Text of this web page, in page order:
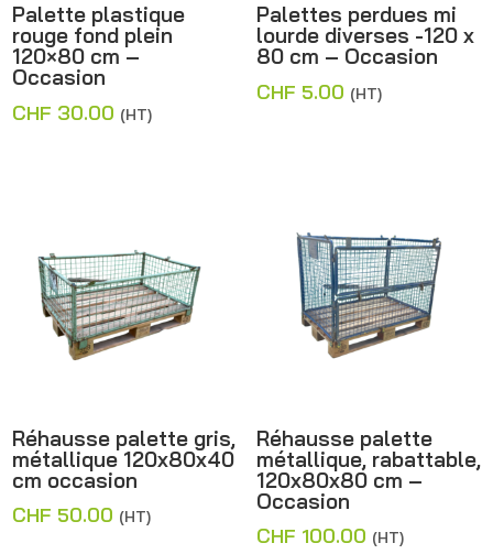
Palette plastique
rouge fond plein
120×80 cm –
Occasion
CHF 30.00 (HT)
Palettes perdues mi
lourde diverses -120 x
80 cm – Occasion
CHF 5.00 (HT)
Réhausse palette gris,
métallique 120x80x40
cm occasion
CHF 50.00 (HT)
Réhausse palette
métallique, rabattable,
120x80x80 cm –
Occasion
CHF 100.00 (HT)